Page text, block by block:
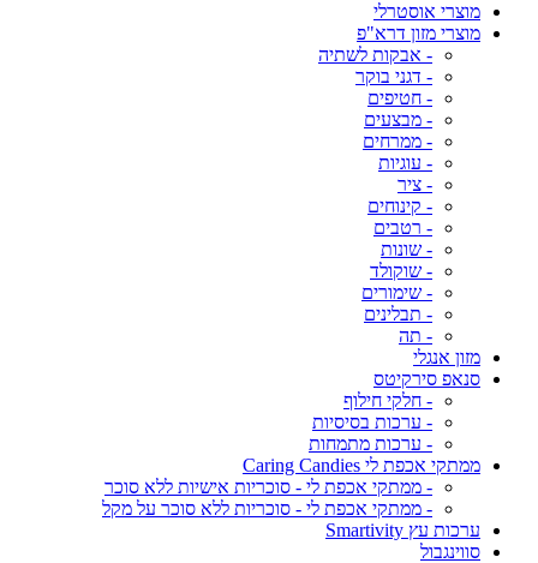
מוצרי אוסטרלי
מוצרי מזון דרא"פ
- אבקות לשתיה
- דגני בוקר
- חטיפים
- מבצעים
- ממרחים
- עוגיות
- ציר
- קינוחים
- רטבים
- שונות
- שוקולד
- שימורים
- תבלינים
- תה
מזון אנגלי
סנאפ סירקיטס
- חלקי חילוף
- ערכות בסיסיות
- ערכות מתמחות
ממתקי אכפת לי Caring Candies
- ממתקי אכפת לי - סוכריות אישיות ללא סוכר
- ממתקי אכפת לי - סוכריות ללא סוכר על מקל
ערכות עץ Smartivity
סווינגבול